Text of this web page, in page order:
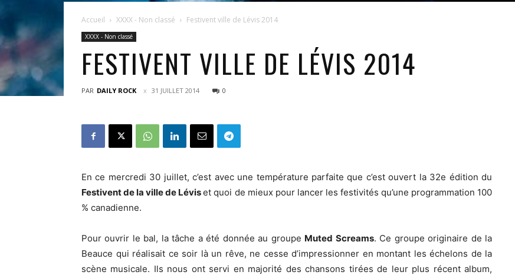
Accueil XXXX - Non classé Festivent ville de Lévis 2014
XXXX - Non classé
FESTIVENT VILLE DE LÉVIS 2014
PAR DAILY ROCK 31 JUILLET 2014 0
En ce mercredi 30 juillet, c’est avec une température parfaite que c’est ouvert la 32e édition du
Festivent de la ville de Léviset quoi de mieux pour lancer les festivités qu’une programmation 100
% canadienne.
Pour ouvrir le bal, la tâche a été donnée au groupe Muted Screams. Ce groupe originaire de la
Beauce qui réalisait ce soir là un rêve, ne cesse d’impressionner en montant les échelons de la
scène musicale. Ils nous ont servi en majorité des chansons tirées de leur plus récent album,